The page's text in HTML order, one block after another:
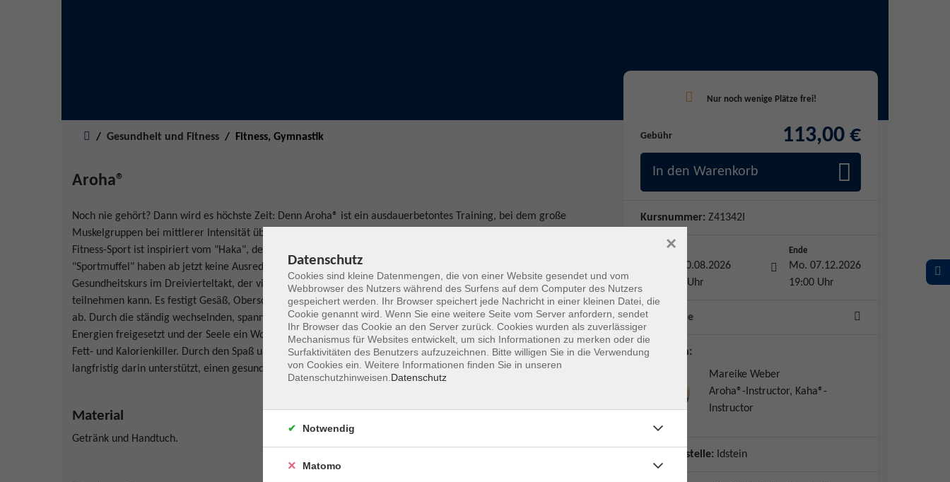
Gesundheit und Fitness
Fitness, Gymnastik
Aroha®
Noch nie gehört? Dann wird es höchste Zeit: Denn Aroha® ist ein ausdauerbetontes Training, bei dem große
Muskelgruppen bei mittlerer Intensität über einen Zeitraum von 40 bis 60 Minuten bewegt werden. Der
Fitness-Sport ist inspiriert vom "Haka", dem Kriegstanz der Maori, Elementen von Tai Chi und Kung Fu.
"Sportmuffel" haben ab jetzt keine Ausrede mehr, denn Aroha® ist ein effektiver und unkomplizierter
Gesundheitskurs im Dreivierteltakt, der viel Spaß macht und an dem jede:r auch ohne Vorkenntnisse
teilnehmen kann. Es festigt Gesäß, Oberschenkel und Bauch, führt zu innerer Ausgeglichenheit und baut Stress
ab. Durch die ständig wechselnden, spannungsvollen und entspannenden Elemente werden verborgene
Energien freigesetzt und der Seele ein Wohlbefinden bereitet. Aroha® ist ein optimaler, gelenkschonender
Fett- und Kalorienkiller. Durch den Spaß und die Besonderheit von Aroha® werden die Teilnehmer:innen
langfristig darin unterstützt, einen gesundheitsorientierten Lebensstil zu führen.
Material
Getränk und Handtuch.
Gebühr 113,00 €
In den Warenkorb
Kursnummer: Z41342I
Start
Mo. 10.08.2026
18:00 Uhr
Ende
Mo. 07.12.2026
19:00 Uhr
16 Termine
Dozent*in:
Mareike Weber
Aroha®-Instructor, Kaha®-
Instructor
Geschäftsstelle: Idstein
Datenschutz
Cookies sind kleine Datenmengen, die von einer Website gesendet und vom
Webbrowser des Nutzers während des Surfens auf dem Computer des Nutzers
gespeichert werden. Ihr Browser speichert jede Nachricht in einer kleinen Datei, die
Cookie genannt wird. Wenn Sie eine weitere Seite vom Server anfordern, sendet
Ihr Browser das Cookie an den Server zurück. Cookies wurden als zuverlässiger
Mechanismus für Websites entwickelt, um sich Informationen zu merken oder die
Surfaktivitäten des Benutzers aufzuzeichnen. Bitte willigen Sie in die Verwendung
von Cookies ein. Weitere Informationen finden Sie in unseren
Datenschutzhinweisen. Datenschutz
×
Notwendig
Matomo